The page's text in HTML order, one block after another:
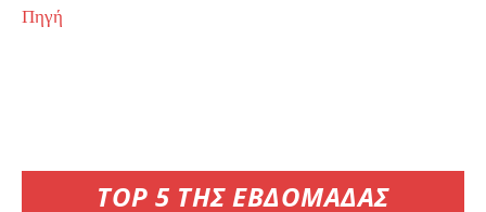
TOP 5 ΤΗΣ ΕΒΔΟΜΑΔΑΣ
Πηγή